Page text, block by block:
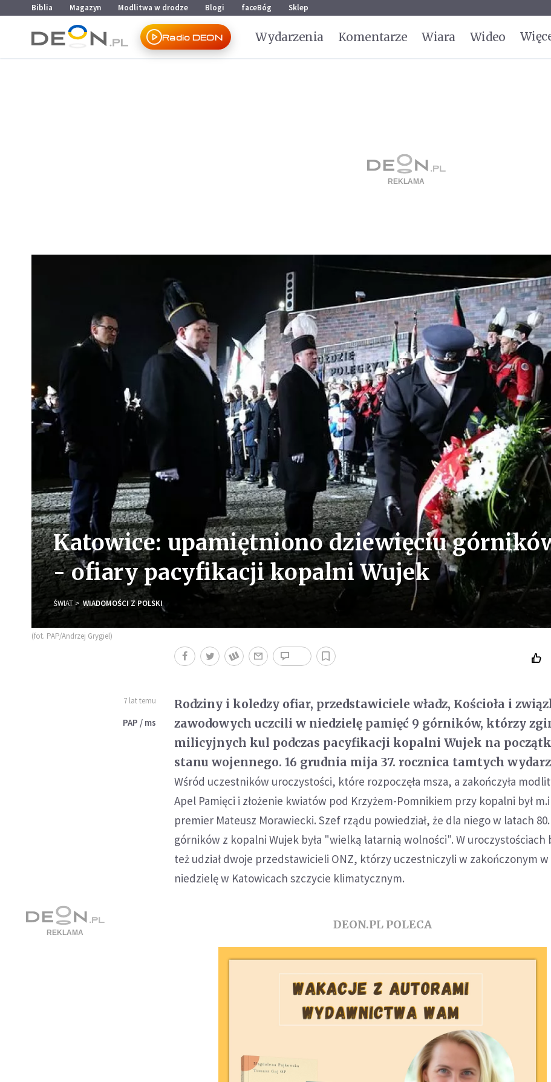
Przejdź do menu głównego
Przejdź do treści
Biblia Magazyn Modlitwa w drodze Blogi faceBóg Sklep
Radio DEON Wydarzenia Komentarze Wiara Wideo
Katowice: upamiętniono dziewięciu
- ofiary pacyfikacji kopalni Wujek
ŚWIAT WIADOMOŚCI Z POLSKI
(fot. PAP/Andrzej Grygiel)
7 lat temu
PAP / ms
Rodziny i koledzy ofiar, przedstawiciele władz, Kościoła i
zawodowych uczcili w niedzielę pamięć 9 górników, którzy
milicyjnych kul podczas pacyfikacji kopalni Wujek na
stanu wojennego. 16 grudnia mija 37. rocznica tamtych
Wśród uczestników uroczystości, które rozpoczęła msza, a zakończyła
Apel Pamięci i złożenie kwiatów pod Krzyżem-Pomnikiem przy kopalni był
premier Mateusz Morawiecki. Szef rządu powiedział, że dla niego w latach
górników z kopalni Wujek była "wielką latarnią wolności". W uroczystościach
też udział dwoje przedstawicieli ONZ, którzy uczestniczyli w zakończonym w
niedzielę w Katowicach szczycie klimatycznym.
DEON.PL POLECA